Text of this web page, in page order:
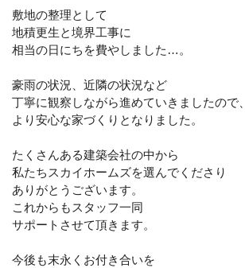
敷地の整理として
地積更生と境界工事に
相当の日にちを費やしました…。
豪雨の状況、近隣の状況など
丁寧に観察しながら進めていきましたので、
より安心な家づくりとなりました。
たくさんある建築会社の中から
私たちスカイホームズを選んでくださり
ありがとうございます。
これからもスタッフ一同
サポートさせて頂きます。
今後も末永くお付き合いを